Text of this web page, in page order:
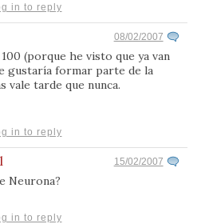
in to reply
08/02/2007
(porque he visto que ya van
gustaría formar parte de la
vale tarde que nunca.
in to reply
15/02/2007
Neurona?
in to reply